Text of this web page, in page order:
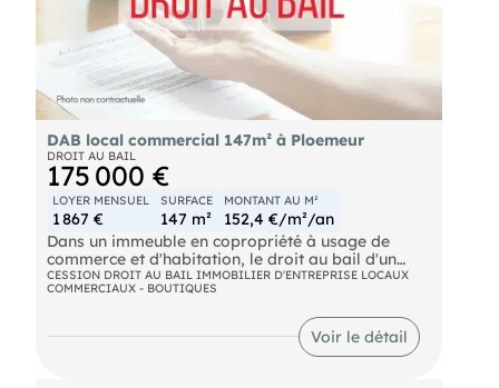
DAB local commercial 147m² à Ploemeur
DROIT AU BAIL
175 000 €
LOYER MENSUEL
1 867 €
SURFACE
147 m²
MONTANT AU M²
152,4 €/m²/an
Dans un immeuble en copropriété à usage de
commerce et d'habitation, le droit au bail d'un
local commercial d'environ 147m² dont 107m² de
surface commerciale.
Bail en cours depuis le 15 août 2022.
CESSION DROIT AU BAIL IMMOBILIER D'ENTREPRISE LOCAUX
COMMERCIAUX - BOUTIQUES
Voir le détail